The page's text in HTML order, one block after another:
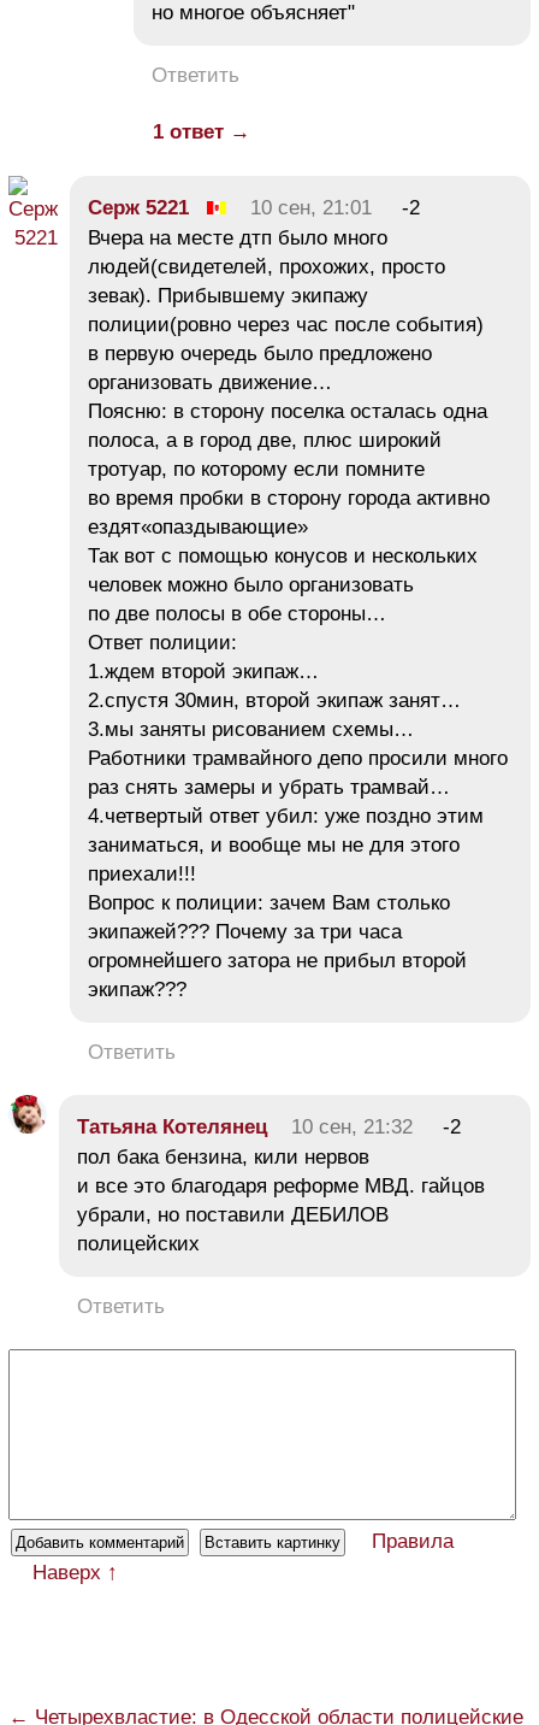
но многое объясняет"
Ответить
1 ответ →
Серж 5221 10 сен, 21:01
-2
Вчера на месте дтп было много
людей(свидетелей, прохожих, просто
зевак). Прибывшему экипажу
полиции(ровно через час после события)
в первую очередь было предложено
организовать движение…
Поясню: в сторону поселка осталась одна
полоса, а в город две, плюс широкий
тротуар, по которому если помните
во время пробки в сторону города активно
ездят«опаздывающие»
Так вот с помощью конусов и нескольких
человек можно было организовать
по две полосы в обе стороны…
Ответ полиции:
1.ждем второй экипаж…
2.спустя 30мин, второй экипаж занят…
3.мы заняты рисованием схемы…
Работники трамвайного депо просили много
раз снять замеры и убрать трамвай…
4.четвертый ответ убил: уже поздно этим
заниматься, и вообще мы не для этого
приехали!!!
Вопрос к полиции: зачем Вам столько
экипажей??? Почему за три часа
огромнейшего затора не прибыл второй
экипаж???
Ответить
Татьяна Котелянец 10 сен, 21:32
-2
пол бака бензина, кили нервов
и все это благодаря реформе МВД. гайцов
убрали, но поставили ДЕБИЛОВ
полицейских
Ответить
Правила
Наверх ↑
← Четырехвластие: в Одесской области полицейские